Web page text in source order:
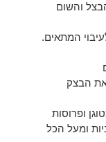
והשום
המתאים.
את הבצק
ופרוסות
ומעל הכל